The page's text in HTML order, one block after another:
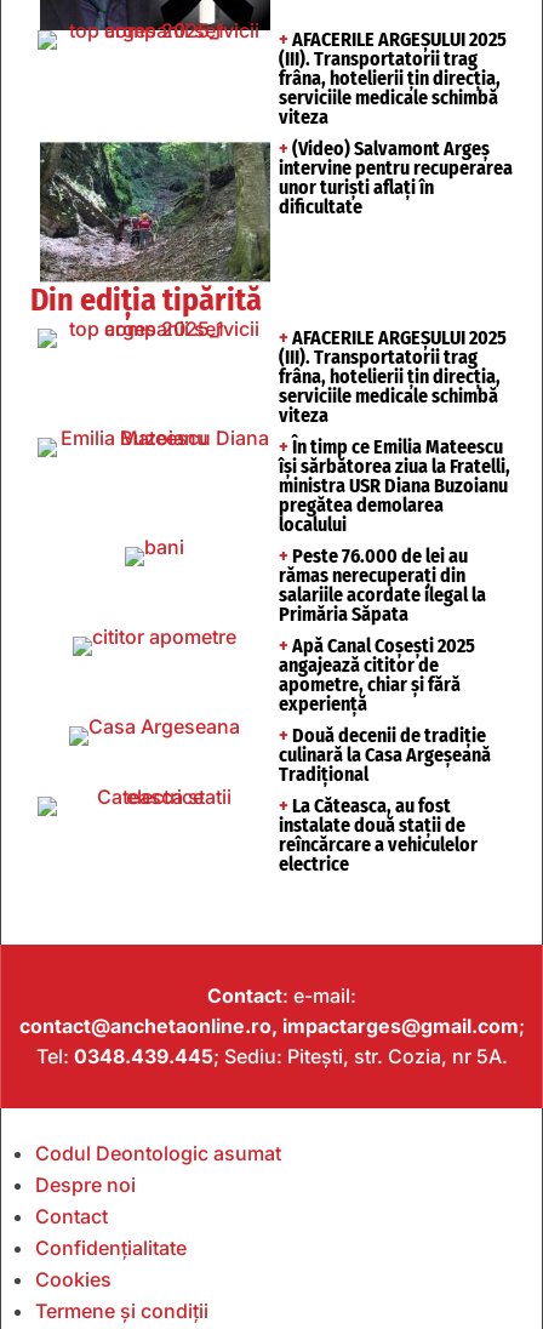
+ AFACERILE ARGEȘULUI 2025
(III). Transportatorii trag
frâna, hotelierii țin direcția,
serviciile medicale schimbă
viteza
+ (Video) Salvamont Argeș
intervine pentru recuperarea
unor turişti aflaţi în
dificultate
Din ediția tipărită
+ AFACERILE ARGEȘULUI 2025
(III). Transportatorii trag
frâna, hotelierii țin direcția,
serviciile medicale schimbă
viteza
+ În timp ce Emilia Mateescu
își sărbătorea ziua la Fratelli,
ministra USR Diana Buzoianu
pregătea demolarea
localului
+ Peste 76.000 de lei au
rămas nerecuperați din
salariile acordate ilegal la
Primăria Săpata
+ Apă Canal Coșești 2025
angajează cititor de
apometre, chiar și fără
experiență
+ Două decenii de tradiție
culinară la Casa Argeșeană
Tradițional
+ La Căteasca, au fost
instalate două stații de
reîncărcare a vehiculelor
electrice
Contact: e-mail:
contact@anchetaonline.ro, impactarges@gmail.com;
Tel: 0348.439.445; Sediu: Pitești, str. Cozia, nr 5A.
Codul Deontologic asumat
Despre noi
Contact
Confidențialitate
Cookies
Termene și condiții